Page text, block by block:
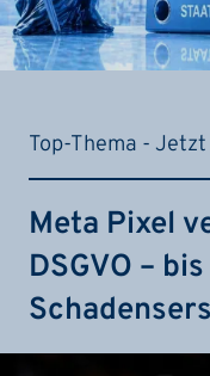
Top-Thema -
Meta Pixel
DSGVO –